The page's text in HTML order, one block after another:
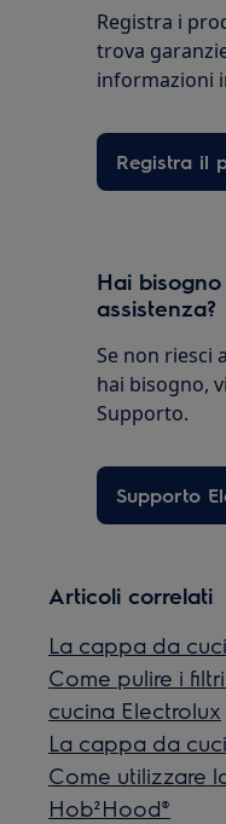
Registra i
trova
informazioni
Registra il
Hai
assistenza?
Se non riesci
hai bisogno,
Supporto.
Supporto
Articoli correlati
La cappa da
Come pulire i
cucina Electrolux
La cappa da
Come utilizzare
Hob²Hood®